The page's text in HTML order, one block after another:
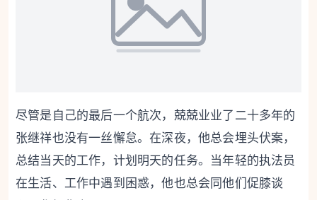
尽管是自己的最后一个航次，兢兢业业了二十多年的
张继祥也没有一丝懈怠。在深夜，他总会埋头伏案，
总结当天的工作，计划明天的任务。当年轻的执法员
在生活、工作中遇到困惑，他也总会同他们促膝谈